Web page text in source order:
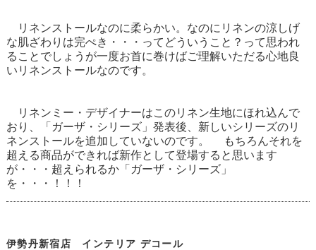
リネンストールなのに柔らかい。なのにリネンの涼しげ
な肌ざわりは完ぺき・・・ってどういうこと？って思われ
ることでしょうが一度お首に巻けばご理解いただる心地良
いリネンストールなのです。
リネンミー・デザイナーはこのリネン生地にほれ込んで
おり、「ガーザ・シリーズ」発表後、新しいシリーズのリ
ネンストールを追加していないのです。 もちろんそれを
超える商品ができれば新作として登場すると思います
が・・・超えられるか「ガーザ・シリーズ」
を・・・！！！
伊勢丹新宿店 インテリア デコール